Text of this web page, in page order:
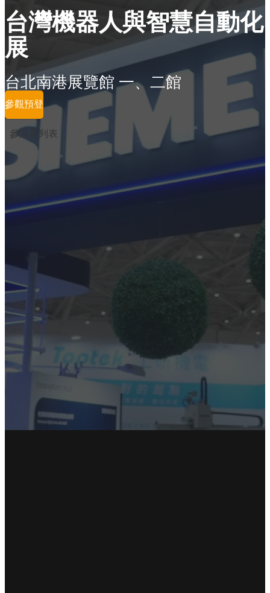
台灣機器人與智慧自動化
展
台北南港展覽館 一、二館
參觀預登
參展商列表